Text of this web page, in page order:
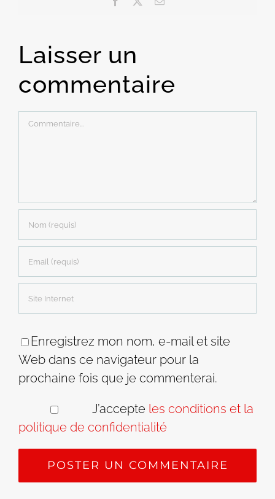
Laisser un
commentaire
Commentaire
Enregistrez mon nom, e-mail et site
Web dans ce navigateur pour la
prochaine fois que je commenterai.
J’accepte les conditions et la
politique de confidentialité